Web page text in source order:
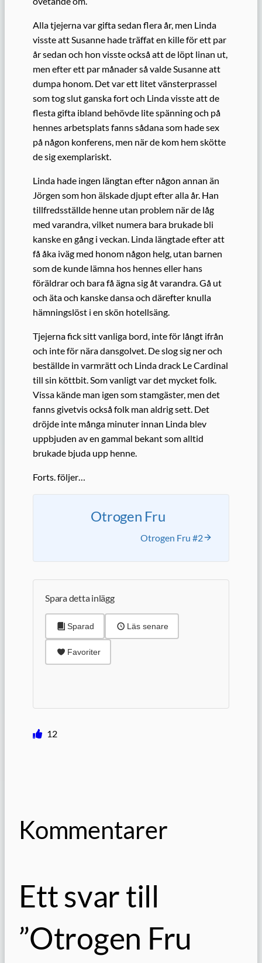
Alla tjejerna var gifta sedan flera år, men Linda
visste att Susanne hade träffat en kille för ett par
år sedan och hon visste också att de löpt linan ut,
men efter ett par månader så valde Susanne att
dumpa honom. Det var ett litet vänsterprassel
som tog slut ganska fort och Linda visste att de
flesta gifta ibland behövde lite spänning och på
hennes arbetsplats fanns sådana som hade sex
på någon konferens, men när de kom hem skötte
de sig exemplariskt.
Linda hade ingen längtan efter någon annan än
Jörgen som hon älskade djupt efter alla år. Han
tillfredsställde henne utan problem när de låg
med varandra, vilket numera bara brukade bli
kanske en gång i veckan. Linda längtade efter att
få åka iväg med honom någon helg, utan barnen
som de kunde lämna hos hennes eller hans
föräldrar och bara få ägna sig åt varandra. Gå ut
och äta och kanske dansa och därefter knulla
hämningslöst i en skön hotellsäng.
Tjejerna fick sitt vanliga bord, inte för långt ifrån
och inte för nära dansgolvet. De slog sig ner och
beställde in varmrätt och Linda drack Le Cardinal
till sin köttbit. Som vanligt var det mycket folk.
Vissa kände man igen som stamgäster, men det
fanns givetvis också folk man aldrig sett. Det
dröjde inte många minuter innan Linda blev
uppbjuden av en gammal bekant som alltid
brukade bjuda upp henne.
Forts. följer…
Otrogen Fru
Otrogen Fru #2
Spara detta inlägg
Sparad Läs senare
Favoriter
12
Kommentarer
Ett svar till
”Otrogen Fru